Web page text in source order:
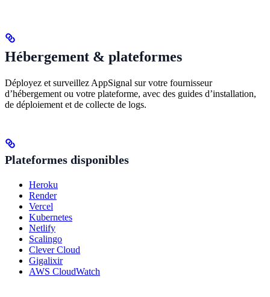
Hébergement & plateformes
Déployez et surveillez AppSignal sur votre fournisseur
d’hébergement ou votre plateforme, avec des guides d’installation,
de déploiement et de collecte de logs.
Plateformes disponibles
Heroku
Render
Vercel
Kubernetes
Netlify
Scalingo
Clever Cloud
Gigalixir
AWS CloudWatch